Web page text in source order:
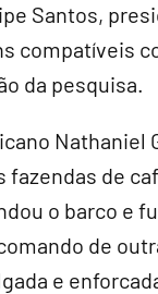
Santos,
compatíveis
da pesquisa.
Nathaniel
de
o barco e
de
e